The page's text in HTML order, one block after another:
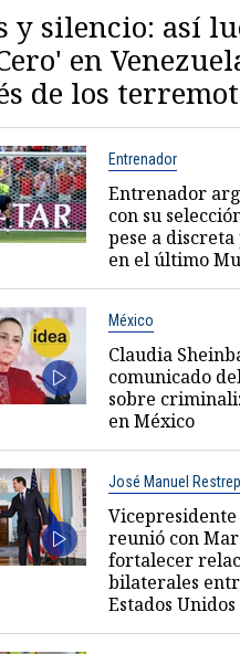
y silencio: así
en
de los
Entrenador
Entrenador
con su
pese a
en el último
México
Claudia
comunicado
sobre
en México
José Manuel
Vicepresidente
reunió con
fortalecer
bilaterales
Estados Unidos